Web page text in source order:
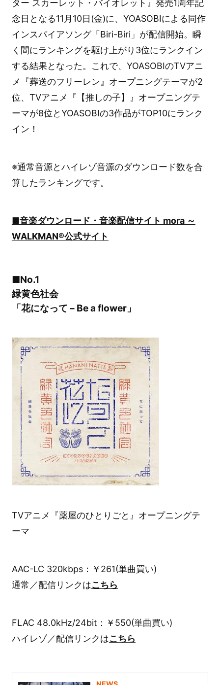
ター スカーレット・バイオレット』発売1周年記
念日となる11月10日(金)に、YOASOBIによる同作
インスパイアソング「Biri-Biri」が配信開始。瞬
く間にランキングを駆け上がり3位にランクイン
する結果となった。これで、YOASOBIのTVアニ
メ『葬送のフリーレン』オープニングテーマが2
位、TVアニメ『【推しの子】』オープニングテ
ーマが8位とYOASOBIの3作品がTOP10にランク
イン！
※通常音源とハイレゾ音源のダウンロード数を合
算したランキングです。
■音楽ダウンロード・音楽配信サイト mora ～
WALKMAN®公式サイト
■No.1
緑黄色社会
「花になって – Be a flower」
TVアニメ『薬屋のひとりごと』オープニングテ
ーマ
AAC-LC 320kbps：￥261(単曲買い)
通常／配信リンクはこちら
FLAC 48.0kHz/24bit：￥550(単曲買い)
ハイレゾ／配信リンクはこちら